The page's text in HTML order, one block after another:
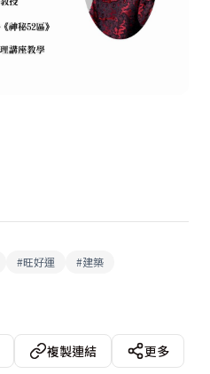
#旺好運 #建築
複製連結
更多